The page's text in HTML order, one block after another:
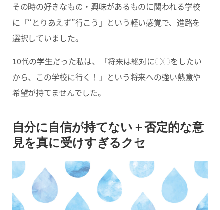
その時の好きなもの・興味があるものに関われる学校
に「“とりあえず”行こう」という軽い感覚で、進路を
選択していました。
10代の学生だった私は、「将来は絶対に◯◯をしたい
から、この学校に行く！」という将来への強い熱意や
希望が持てませんでした。
自分に自信が持てない＋否定的な意
見を真に受けすぎるクセ